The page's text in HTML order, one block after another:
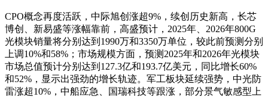
CPO概念再度活跃，中际旭创涨超9%，续创历史新高，长芯
博创、新易盛等涨幅靠前，高盛预计，2025年、2026年800G
光模块销量将分别达到1990万和3350万单位，较此前预测分别
上调10%和58%；市场规模方面，预测2025年和2026年光模块
市场总值预计分别达到127.3亿和193.7亿美元，同比增长60%
和52%，显示出强劲的增长轨迹。军工板块延续强势，中光防
雷涨超10%，中船应急、国瑞科技等跟涨，部分景气敏感型上